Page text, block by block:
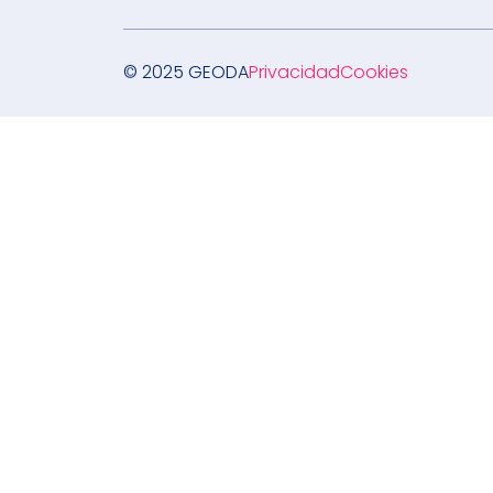
© 2025 GEODAPrivacidadCookies